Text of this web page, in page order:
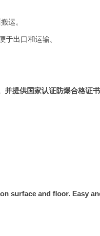
运。
于出口和运输。
并提供国家认证防爆合格证书
surface and floor. Easy